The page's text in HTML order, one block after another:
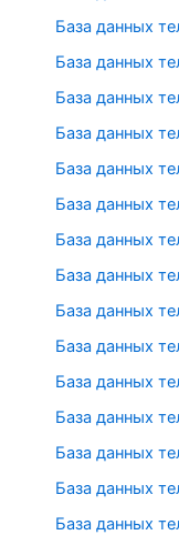
База данных
База данных
База данных
База данных
База данных
База данных
База данных
База данных
База данных
База данных
База данных
База данных
База данных
База данных
База данных